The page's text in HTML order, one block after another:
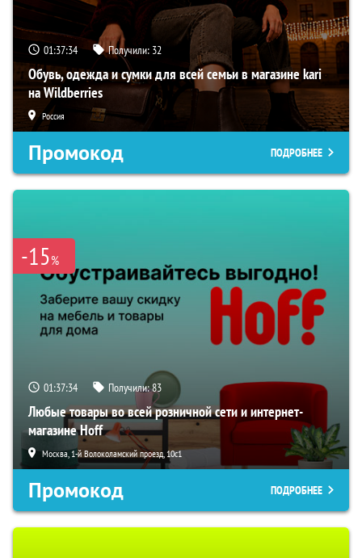
01:37:33 Получили: 32
Обувь, одежда и сумки для всей семьи в магазине kari
на Wildberries
Россия
Промокод ПОДРОБНЕЕ
-15%
01:37:33 Получили:83
Любые товары во всей розничной сети и интернет-
магазине Hoff
Москва, 1-й Волоколамский проезд, 10с1
Промокод ПОДРОБНЕЕ